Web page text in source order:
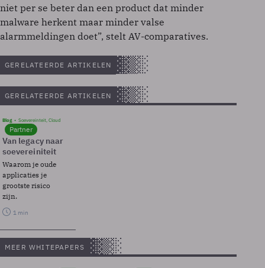
niet per se beter dan een product dat minder
malware herkent maar minder valse
alarmmeldingen doet”, stelt AV-comparatives.
GERELATEERDE ARTIKELEN
GERELATEERDE ARTIKELEN
Blog Soevereinteit, Cloud
Partner
Van legacy naar
soevereiniteit
Waarom je oude
applicaties je
grootste risico
zijn.
1 min
MEER WHITEPAPERS